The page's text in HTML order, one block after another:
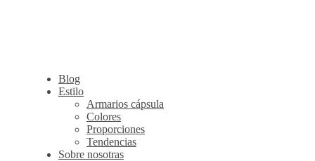
Blog
Estilo
Armarios cápsula
Colores
Proporciones
Tendencias
Sobre nosotras